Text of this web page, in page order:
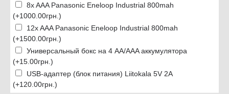
8x AAA Panasonic Eneloop Industrial 800mah
(+1000.00грн.)
12x AAA Panasonic Eneloop Industrial 800mah
(+1500.00грн.)
Универсальный бокс на 4 АА/AAA аккумулятора
(+15.00грн.)
USB-адаптер (блок питания) Liitokala 5V 2A
(+120.00грн.)